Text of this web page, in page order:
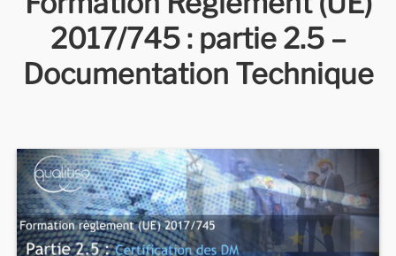
2017/745 : partie 2.5 –
Documentation Technique